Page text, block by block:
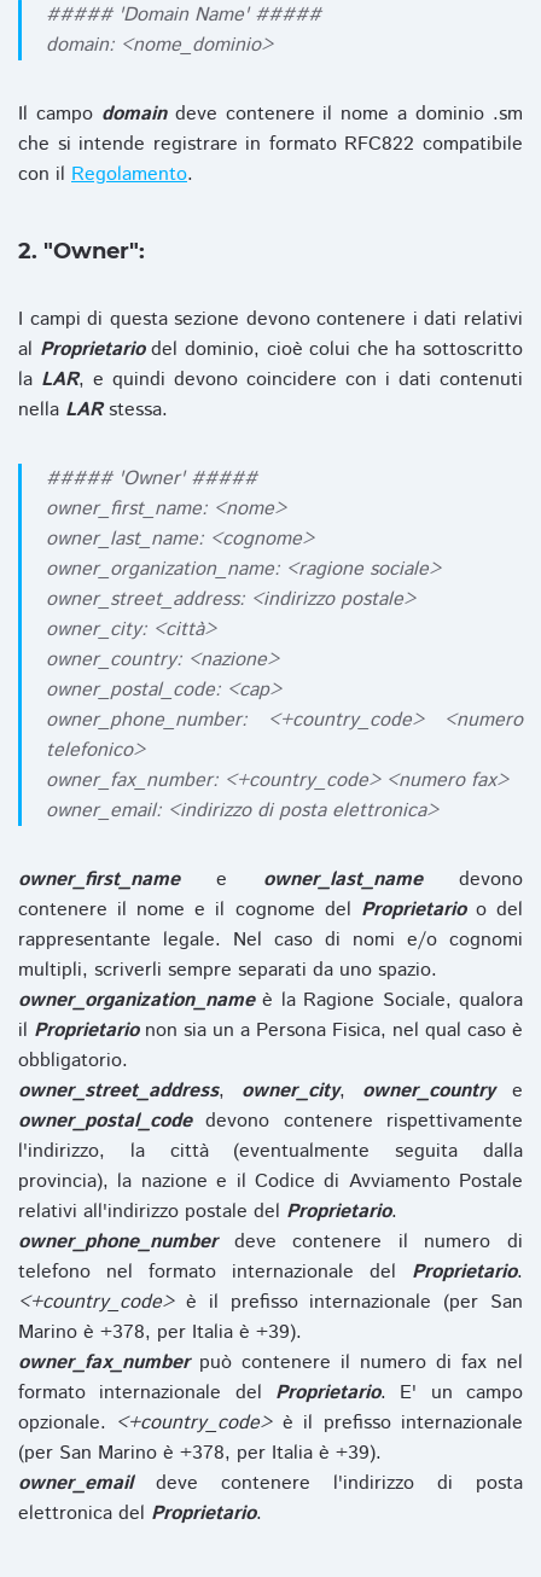
##### 'Domain Name' #####
domain: <nome_dominio>
Il campo domaindeve contenere il nome a dominio .sm
che si intende registrare in formato RFC822 compatibile
con il Regolamento.
2. "Owner":
I campi di questa sezione devono contenere i dati relativi
al Proprietariodel dominio, cioè colui che ha sottoscritto
la LAR, e quindi devono coincidere con i dati contenuti
nella LARstessa.
##### 'Owner' #####
owner_first_name: <nome>
owner_last_name: <cognome>
owner_organization_name: <ragione sociale>
owner_street_address: <indirizzo postale>
owner_city: <città>
owner_country: <nazione>
owner_postal_code: <cap>
owner_phone_number: <+country_code> <numero
telefonico>
owner_fax_number: <+country_code> <numero fax>
owner_email: <indirizzo di posta elettronica>
owner_first_namee owner_last_namedevono
contenere il nome e il cognome del Proprietarioo del
rappresentante legale. Nel caso di nomi e/o cognomi
multipli, scriverli sempre separati da uno spazio.
owner_organization_nameè la Ragione Sociale, qualora
il Proprietarionon sia un a Persona Fisica, nel qual caso è
obbligatorio.
owner_street_address, owner_city, owner_countrye
owner_postal_codedevono contenere rispettivamente
l'indirizzo, la città (eventualmente seguita dalla
provincia), la nazione e il Codice di Avviamento Postale
relativi all'indirizzo postale del Proprietario.
owner_phone_numberdeve contenere il numero di
telefono nel formato internazionale del Proprietario.
<+country_code>è il prefisso internazionale (per San
Marino è +378, per Italia è +39).
owner_fax_numberpuò contenere il numero di fax nel
formato internazionale del Proprietario. E' un campo
opzionale. <+country_code>è il prefisso internazionale
(per San Marino è +378, per Italia è +39).
owner_emaildeve contenere l'indirizzo di posta
elettronica del Proprietario.